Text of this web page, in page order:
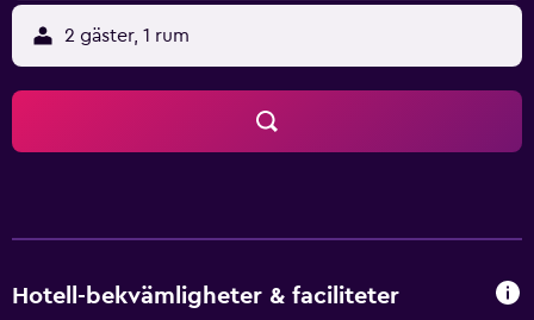
2 gäster, 1 rum
Hotell-bekvämligheter & faciliteter